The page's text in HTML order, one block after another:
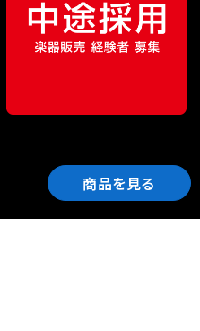
商品を見る